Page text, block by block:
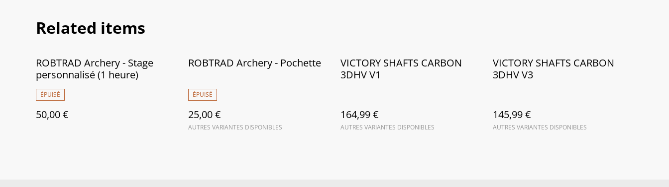
Related items
ROBTRAD Archery - Stage
personnalisé (1 heure)
ÉPUISÉ
50,00 €
ROBTRAD Archery - Pochette
ÉPUISÉ
25,00 €
AUTRES VARIANTES DISPONIBLES
VICTORY SHAFTS CARBON
3DHV V1
164,99 €
AUTRES VARIANTES DISPONIBLES
VICTORY SHAFTS CARBON
3DHV V3
145,99 €
AUTRES VARIANTES DISPONIBLES